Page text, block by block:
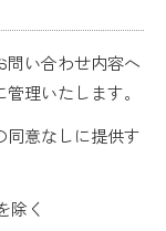
問い合わせ内容へ
理いたします。
同意なしに提供す
除く